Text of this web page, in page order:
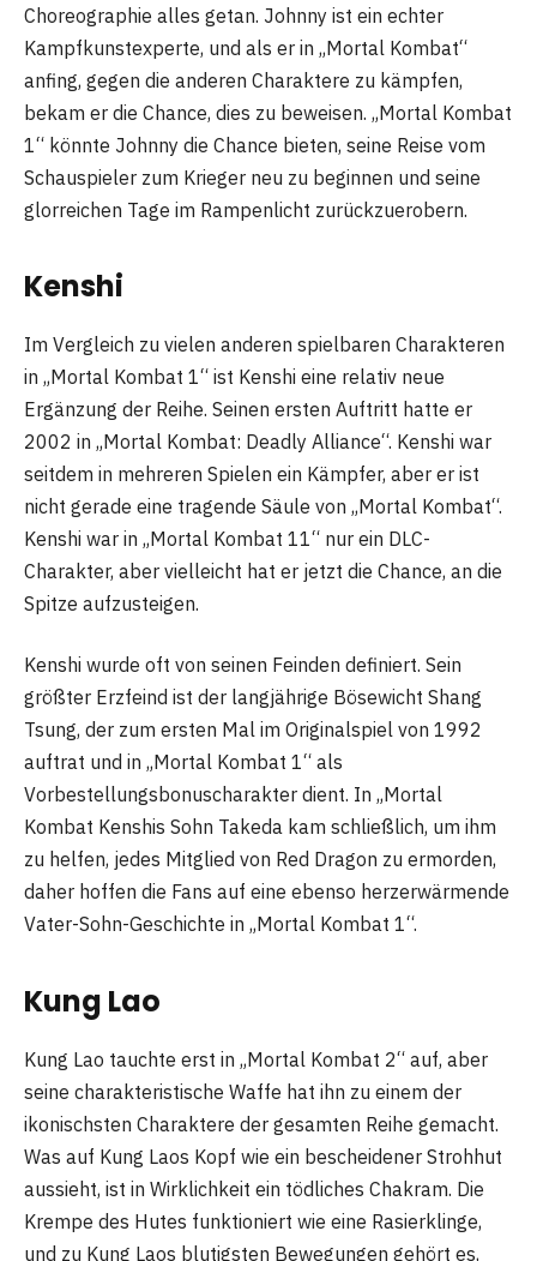
Choreographie alles getan. Johnny ist ein echter
Kampfkunstexperte, und als er in „Mortal Kombat“
anfing, gegen die anderen Charaktere zu kämpfen,
bekam er die Chance, dies zu beweisen. „Mortal Kombat
1“ könnte Johnny die Chance bieten, seine Reise vom
Schauspieler zum Krieger neu zu beginnen und seine
glorreichen Tage im Rampenlicht zurückzuerobern.
Kenshi
Im Vergleich zu vielen anderen spielbaren Charakteren
in „Mortal Kombat 1“ ist Kenshi eine relativ neue
Ergänzung der Reihe. Seinen ersten Auftritt hatte er
2002 in „Mortal Kombat: Deadly Alliance“. Kenshi war
seitdem in mehreren Spielen ein Kämpfer, aber er ist
nicht gerade eine tragende Säule von „Mortal Kombat“.
Kenshi war in „Mortal Kombat 11“ nur ein DLC-
Charakter, aber vielleicht hat er jetzt die Chance, an die
Spitze aufzusteigen.
Kenshi wurde oft von seinen Feinden definiert. Sein
größter Erzfeind ist der langjährige Bösewicht Shang
Tsung, der zum ersten Mal im Originalspiel von 1992
auftrat und in „Mortal Kombat 1“ als
Vorbestellungsbonuscharakter dient. In „Mortal
Kombat Kenshis Sohn Takeda kam schließlich, um ihm
zu helfen, jedes Mitglied von Red Dragon zu ermorden,
daher hoffen die Fans auf eine ebenso herzerwärmende
Vater-Sohn-Geschichte in „Mortal Kombat 1“.
Kung Lao
Kung Lao tauchte erst in „Mortal Kombat 2“ auf, aber
seine charakteristische Waffe hat ihn zu einem der
ikonischsten Charaktere der gesamten Reihe gemacht.
Was auf Kung Laos Kopf wie ein bescheidener Strohhut
aussieht, ist in Wirklichkeit ein tödliches Chakram. Die
Krempe des Hutes funktioniert wie eine Rasierklinge,
und zu Kung Laos blutigsten Bewegungen gehört es,